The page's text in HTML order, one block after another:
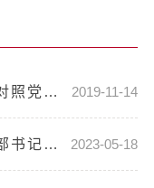
2019-11-14
马克思主义学院领导班子召开对照党章党规找差距专题民主生活会
2023-05-18
马克思主义学院召开学院党支部书记培训会